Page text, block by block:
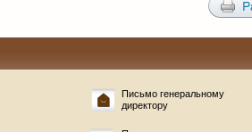
Письмо генеральному
директору